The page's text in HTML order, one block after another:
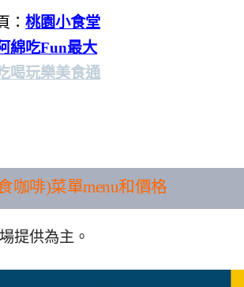
： 桃園小食堂
綿吃Fun最大
喝玩樂美食通
咖啡)菜單menu和價格
提供為主。